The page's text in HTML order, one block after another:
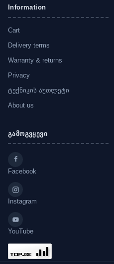
Information
Cart
Delivery terms
Warranty & returns
Privacy
ტექნიკის აუთლეტი
About us
გამოგვყევი
Facebook
Instagram
YouTube